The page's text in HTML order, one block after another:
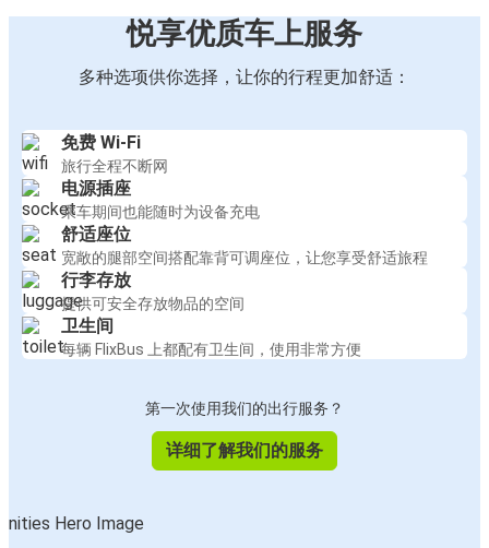
佩尼什
维赛
里斯本(机场)
维赛
里斯本(机场)
维亚纳多卡斯特洛
维亚纳多卡斯特洛
里斯本(机场)
悦享优质车上服务
多种选项供你选择，让你的行程更加舒适：
免费 Wi-Fi
旅行全程不断网
电源插座
乘车期间也能随时为设备充电
舒适座位
宽敞的腿部空间搭配靠背可调座位，让您享受舒适旅程
行李存放
提供可安全存放物品的空间
卫生间
每辆 FlixBus 上都配有卫生间，使用非常方便
第一次使用我们的出行服务？
详细了解我们的服务